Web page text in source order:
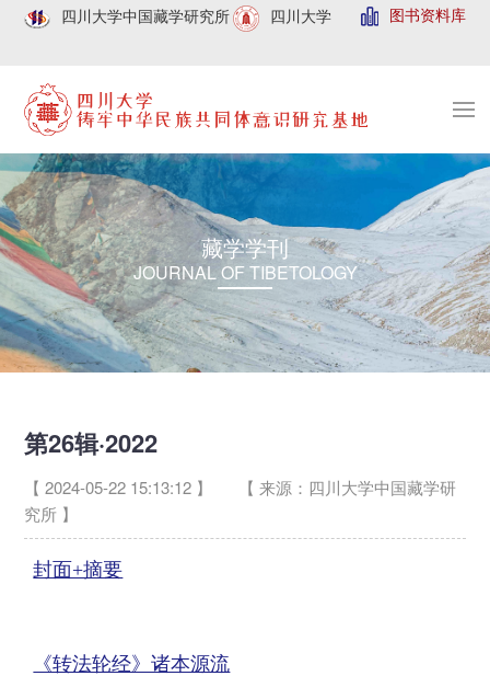
四川大学中国藏学研究所 四川大学 图书资料库
藏学学刊
JOURNAL OF TIBETOLOGY
第26辑·2022
【 2024-05-22 15:13:12 】
【 来源：四川大学中国藏学研
究所 】
封面+摘要
《转法轮经》诸本源流